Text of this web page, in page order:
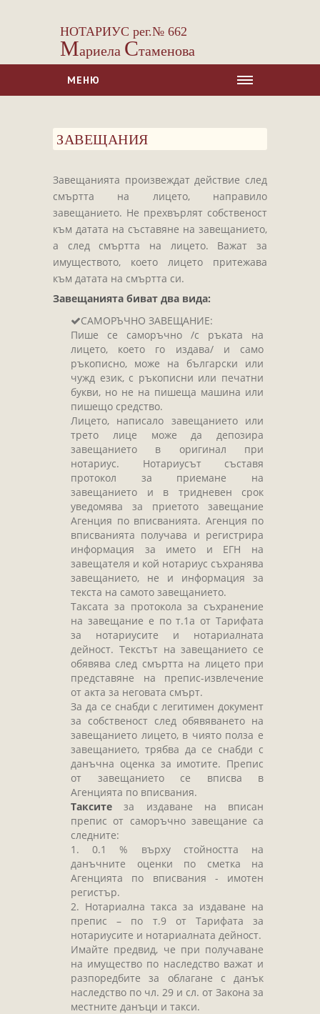
НОТАРИУС рег.№ 662
Мариела Стаменова
МЕНЮ
ЗА НАС
Сделки с недвижими имоти
Сделки с МПС
Ипотеки
Удостоверявания
Нотариални покани
Констативни протоколи
Завещания
Изготвяне на документи
Брачни договори
БЛАНКИ
ТАКСИ
ПОЛЕЗНА ИНФОРМАЦИЯ
КОНТАКТИ
ЗАВЕЩАНИЯ
Завещанията произвеждат действие след
смъртта на лицето, направило
завещанието. Не прехвърлят собственост
към датата на съставяне на завещанието,
а след смъртта на лицето. Важат за
имуществото, което лицето притежава
към датата на смъртта си.
Завещанията биват два вида:
САМОРЪЧНО ЗАВЕЩАНИЕ:
Пише се саморъчно /с ръката на
лицето, което го издава/ и само
ръкописно, може на български или
чужд език, с ръкописни или печатни
букви, но не на пишеща машина или
пишещо средство.
Лицето, написало завещанието или
трето лице може да депозира
завещанието в оригинал при
нотариус. Нотариусът съставя
протокол за приемане на
завещанието и в тридневен срок
уведомява за приетото завещание
Агенция по вписванията. Агенция по
вписванията получава и регистрира
информация за името и ЕГН на
завещателя и кой нотариус съхранява
завещанието, не и информация за
текста на самото завещанието.
Таксата за протокола за съхранение
на завещание е по т.1а от Тарифата
за нотариусите и нотариалната
дейност. Текстът на завещанието се
обявява след смъртта на лицето при
представяне на препис-извлечение
от акта за неговата смърт.
За да се снабди с легитимен документ
за собственост след обявяването на
завещанието лицето, в чиято полза е
завещанието, трябва да се снабди с
данъчна оценка за имотите. Препис
от завещанието се вписва в
Агенцията по вписвания.
Таксите за издаване на вписан
препис от саморъчно завещание са
следните:
1. 0.1 % върху стойността на
данъчните оценки по сметка на
Агенцията по вписвания - имотен
регистър.
2. Нотариална такса за издаване на
препис – по т.9 от Тарифата за
нотариусите и нотариалната дейност.
Имайте предвид, че при получаване
на имущество по наследство важат и
разпоредбите за облагане с данък
наследство по чл. 29 и сл. от Закона за
местните данъци и такси.